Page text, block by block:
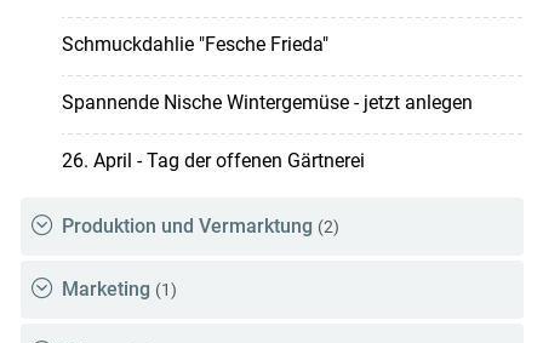
Schmuckdahlie "Fesche Frieda"
Spannende Nische Wintergemüse - jetzt anlegen
26. April - Tag der offenen Gärtnerei
Produktion und Vermarktung (2)
Marketing (1)